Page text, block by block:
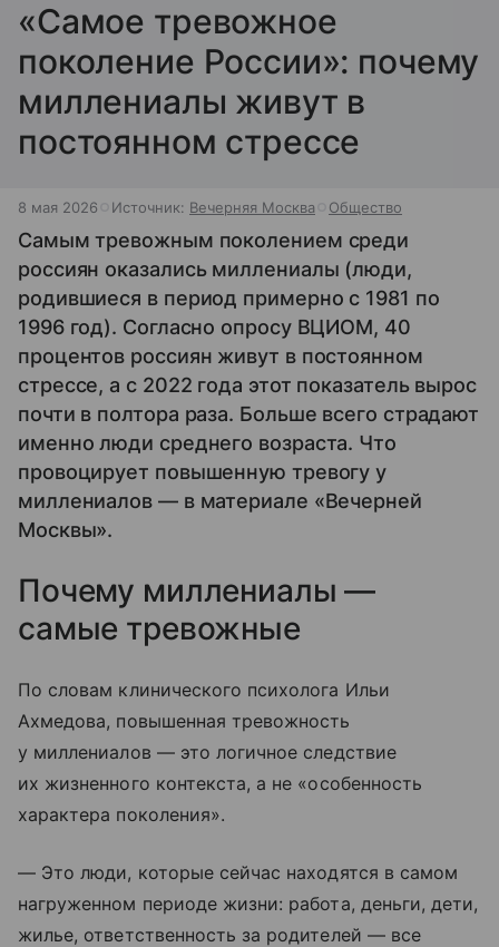
«Самое тревожное
поколение России»: почему
миллениалы живут в
постоянном стрессе
8 мая 2026 Источник: Вечерняя Москва Общество
Самым тревожным поколением среди
россиян оказались миллениалы (люди,
родившиеся в период примерно с 1981 по
1996 год). Согласно опросу ВЦИОМ, 40
процентов россиян живут в постоянном
стрессе, а с 2022 года этот показатель вырос
почти в полтора раза. Больше всего страдают
именно люди среднего возраста. Что
провоцирует повышенную тревогу у
миллениалов — в материале «Вечерней
Москвы».
Почему миллениалы —
самые тревожные
По словам клинического психолога Ильи
Ахмедова, повышенная тревожность
у миллениалов — это логичное следствие
их жизненного контекста, а не «особенность
характера поколения».
— Это люди, которые сейчас находятся в самом
нагруженном периоде жизни: работа, деньги, дети,
жилье, ответственность за родителей — все